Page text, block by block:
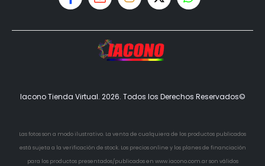
Iacono Tienda Virtual. 2026. Todos los Derechos Reservados©
Las fotos son a modo ilustrativo. La venta de cualquiera de los productos publicados
está sujeta a la verificación de stock. Los precios online y los planes de financiación
para los productos presentados/publicados en www.iacono.com.ar son válidos